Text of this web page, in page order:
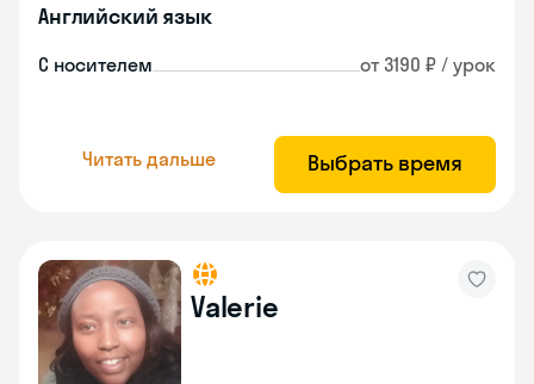
Английский язык
С носителем от 3190 ₽ / урок
Читать дальше Выбрать время
Valerie